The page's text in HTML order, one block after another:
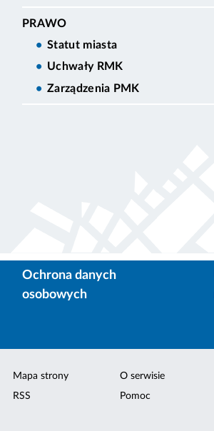
PRAWO
Statut miasta
Uchwały RMK
Zarządzenia PMK
Ochrona danych
osobowych
Mapa strony
RSS
O serwisie
Pomoc